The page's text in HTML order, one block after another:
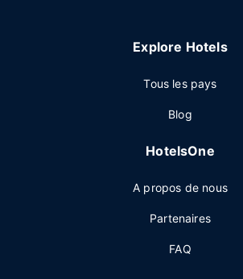
Explore Hotels
Tous les pays
Blog
HotelsOne
A propos de nous
Partenaires
FAQ